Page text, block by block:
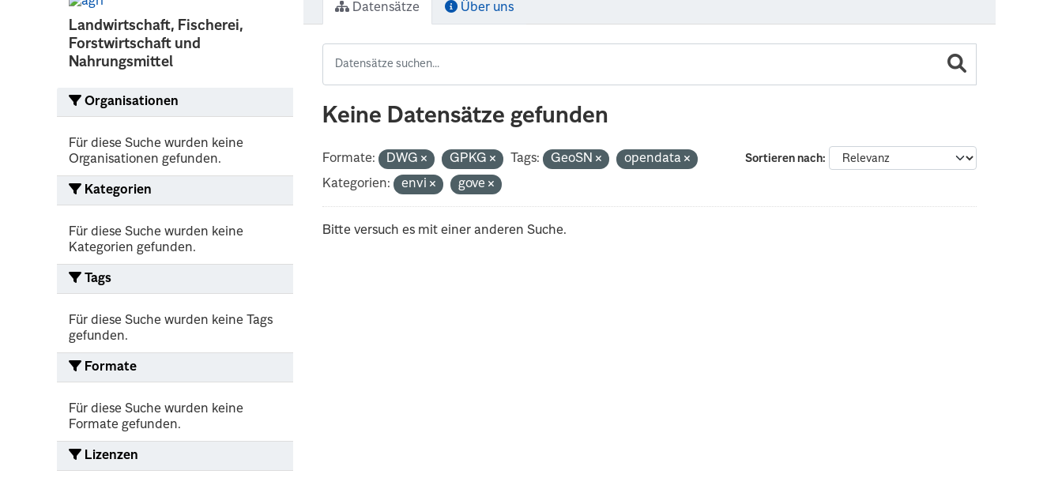
Landwirtschaft, Fischerei,
Forstwirtschaft und
Nahrungsmittel
Organisationen
Für diese Suche wurden keine
Organisationen gefunden.
Kategorien
Für diese Suche wurden keine
Kategorien gefunden.
Tags
Für diese Suche wurden keine Tags
gefunden.
Formate
Für diese Suche wurden keine
Formate gefunden.
Lizenzen
Datensätze Über uns
Keine Datensätze gefunden
Sortieren nach
Formate: DWG GPKG Tags: GeoSN
opendata
Kategorien:
envi gove
Bitte versuch es mit einer anderen Suche.